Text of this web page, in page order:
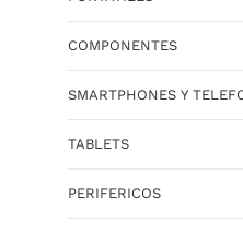
COMPONENTES
SMARTPHONES Y
TABLETS
PERIFERICOS